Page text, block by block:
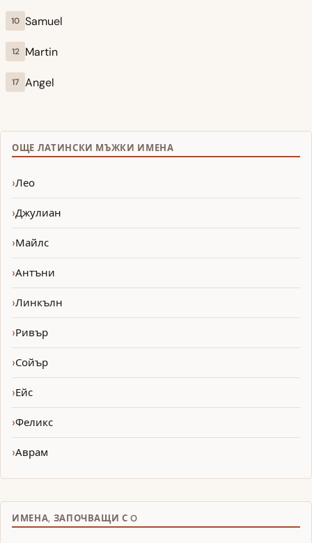
10 Samuel
12 Martin
17 Angel
ОЩЕ ЛАТИНСКИ МЪЖКИ ИМЕНА
Лео
Джулиан
Майлс
Антъни
Линкълн
Ривър
Сойър
Ейс
Феликс
Аврам
ИМЕНА, ЗАПОЧВАЩИ С O